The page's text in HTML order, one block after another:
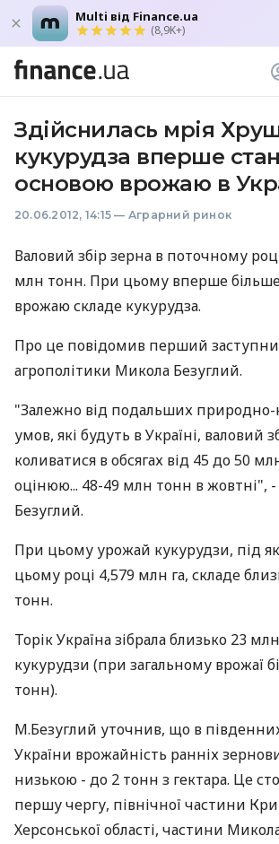
Multi від Finance.ua
(8,9K+)
Здійснилась мрія
кукурудза вперше
основою врожаю в
20.06.2012, 14:15 — Аграрний ринок
Валовий збір зерна в поточному
млн тонн. При цьому вперше
врожаю складе кукурудза.
Про це повідомив перший
агрополітики Микола Безуглий.
"Залежно від подальших
умов, які будуть в Україні, валовий
коливатися в обсягах від 45 до 50
оцінюю... 48-49 млн тонн в жовтні", -
Безуглий.
При цьому урожай кукурудзи, під
цьому році 4,579 млн га, складе
тонн.
Торік Україна зібрала близько 23
кукурудзи (при загальному врожаї
тонн).
М.Безуглий уточнив, що в
України врожайність ранніх
низькою - до 2 тонн з гектара. Це
першу чергу, північної частини
Херсонської області, частини